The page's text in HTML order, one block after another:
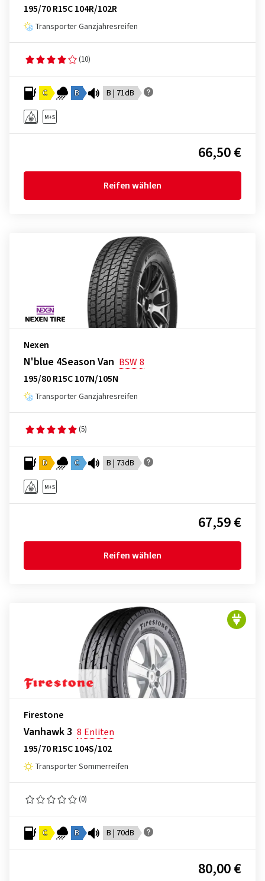
195/70 R15C 104R/102R
Transporter Ganzjahresreifen
(10)
C B B | 71dB
66,50 €
Reifen wählen
Nexen
N'blue 4Season Van BSW8
195/80 R15C 107N/105N
Transporter Ganzjahresreifen
(5)
D C B | 73dB
67,59 €
Reifen wählen
Firestone
Vanhawk 3 8 Enliten
195/70 R15C 104S/102
Transporter Sommerreifen
(0)
C B B | 70dB
80,00 €